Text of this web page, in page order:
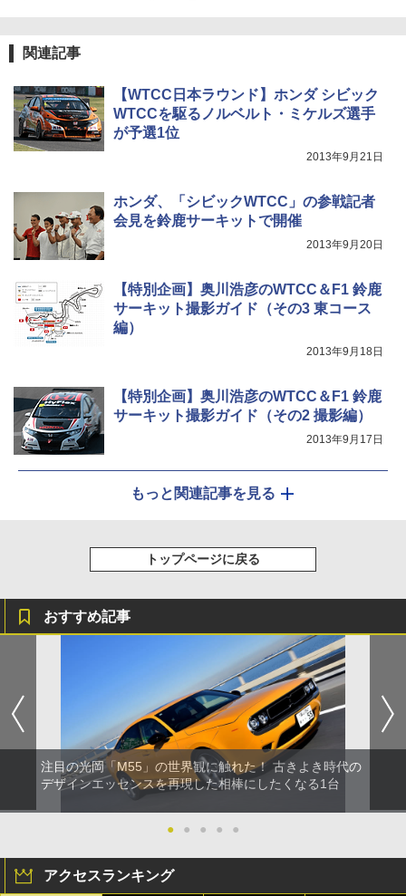
関連記事
【WTCC日本ラウンド】ホンダ シビック
WTCCを駆るノルベルト・ミケルズ選手
が予選1位
2013年9月21日
ホンダ、「シビックWTCC」の参戦記者
会見を鈴鹿サーキットで開催
2013年9月20日
【特別企画】奥川浩彦のWTCC＆F1 鈴鹿
サーキット撮影ガイド（その3 東コース
編）
2013年9月18日
【特別企画】奥川浩彦のWTCC＆F1 鈴鹿
サーキット撮影ガイド（その2 撮影編）
2013年9月17日
もっと関連記事を見る
トップページに戻る
おすすめ記事
注目の光岡「M55」の世界観に触れた！ 古きよき時代の
デザインエッセンスを再現した相棒にしたくなる1台
● ● ● ● ●
アクセスランキング